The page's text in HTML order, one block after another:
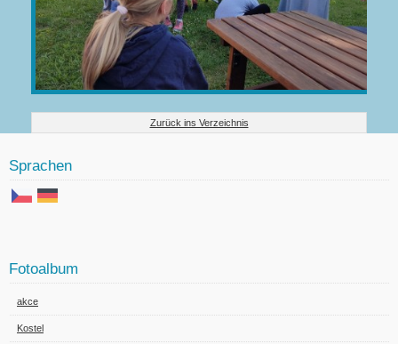
Zurück ins Verzeichnis
Sprachen
Fotoalbum
akce
Kostel